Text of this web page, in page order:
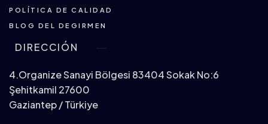
POLÍTICA DE CALIDAD
BLOG DEL DEGIRMEN
DIRECCIÓN
4.Organize Sanayi Bölgesi 83404 Sokak No:6
Şehitkamil 27600
Gaziantep / Türkiye